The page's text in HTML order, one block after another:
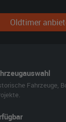
Oldtimer
Fahrzeuge,